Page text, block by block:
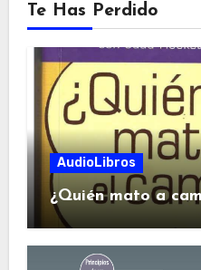
Te Has Perdido
AudioLibros
¿Quién mato a